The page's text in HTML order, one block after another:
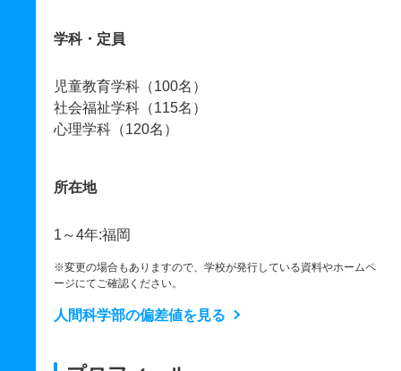
学科・定員
児童教育学科（100名）
社会福祉学科（115名）
心理学科（120名）
所在地
1～4年:福岡
※変更の場合もありますので、学校が発行している資料やホームペ
ージにてご確認ください。
人間科学部の偏差値を見る